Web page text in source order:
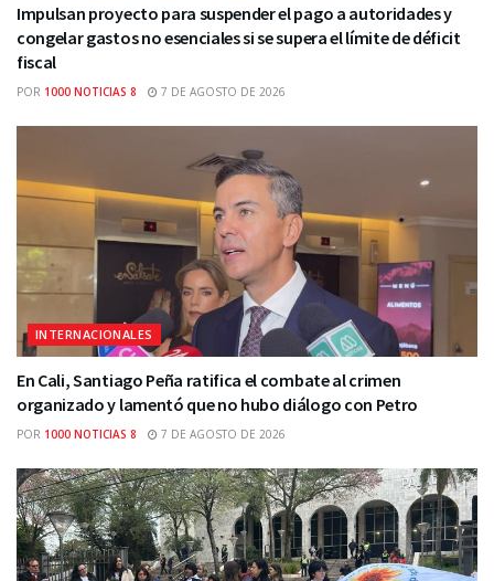
Impulsan proyecto para suspender el pago a autoridades y
congelar gastos no esenciales si se supera el límite de déficit
fiscal
POR 1000 NOTICIAS 8 7 DE AGOSTO DE 2026
INTERNACIONALES
En Cali, Santiago Peña ratifica el combate al crimen
organizado y lamentó que no hubo diálogo con Petro
POR 1000 NOTICIAS 8 7 DE AGOSTO DE 2026